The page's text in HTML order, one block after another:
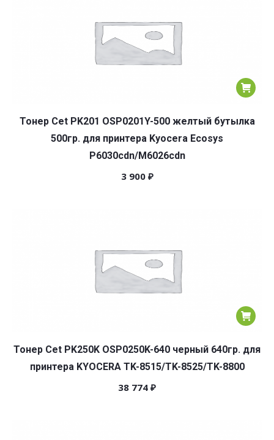
Тонер Cet PK201 OSP0201Y-500 желтый бутылка
500гр. для принтера Kyocera Ecosys
P6030cdn/M6026cdn
3 900 ₽
Тонер Cet PK250K OSP0250K-640 черный 640гр. для
принтера KYOCERA TK-8515/TK-8525/TK-8800
38 774 ₽